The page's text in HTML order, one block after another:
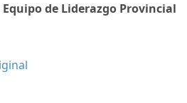
Equipo de Liderazgo Provincial